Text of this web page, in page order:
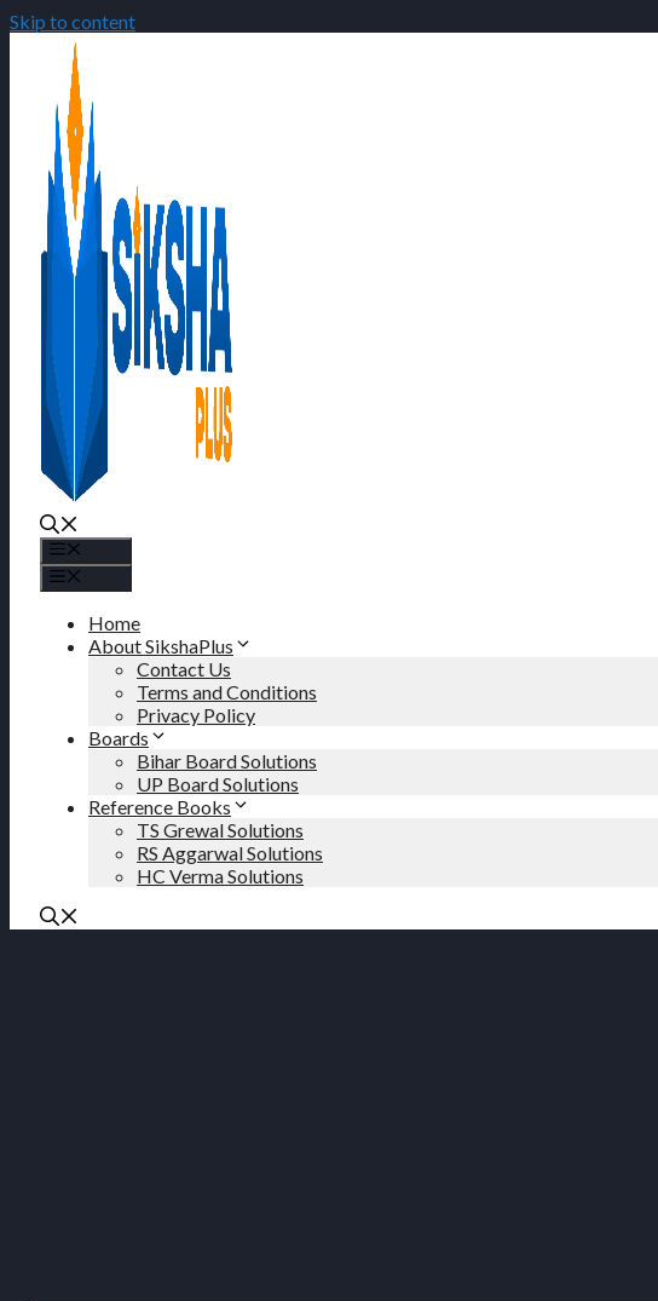
Skip to content
Home
About SikshaPlus
Contact Us
Terms and Conditions
Privacy Policy
Boards
Bihar Board Solutions
UP Board Solutions
Reference Books
TS Grewal Solutions
RS Aggarwal Solutions
HC Verma Solutions